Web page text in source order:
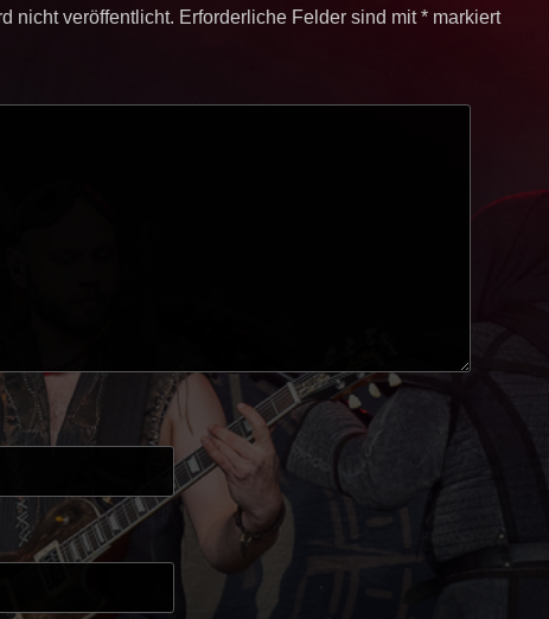
nicht veröffentlicht. Erforderliche Felder sind mit* markiert